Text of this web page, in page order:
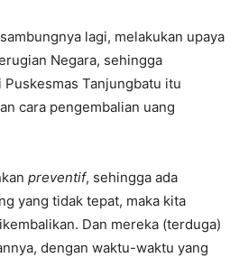
lagi, melakukan upaya
Negara, sehingga
Tanjungbatu itu
cara pengembalian uang
preventif, sehingga ada
yang tidak tepat, maka kita
Dan mereka (terduga)
dengan waktu-waktu yang